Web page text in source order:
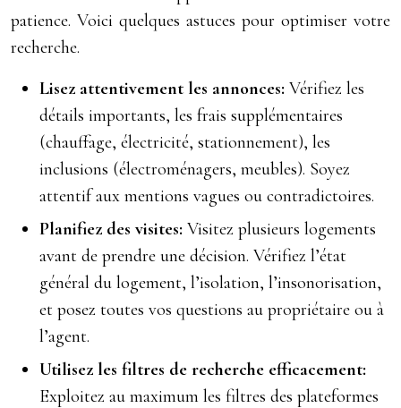
patience. Voici quelques astuces pour optimiser votre
recherche.
Lisez attentivement les annonces: Vérifiez les
détails importants, les frais supplémentaires
(chauffage, électricité, stationnement), les
inclusions (électroménagers, meubles). Soyez
attentif aux mentions vagues ou contradictoires.
Planifiez des visites: Visitez plusieurs logements
avant de prendre une décision. Vérifiez l’état
général du logement, l’isolation, l’insonorisation,
et posez toutes vos questions au propriétaire ou à
l’agent.
Utilisez les filtres de recherche efficacement:
Exploitez au maximum les filtres des plateformes